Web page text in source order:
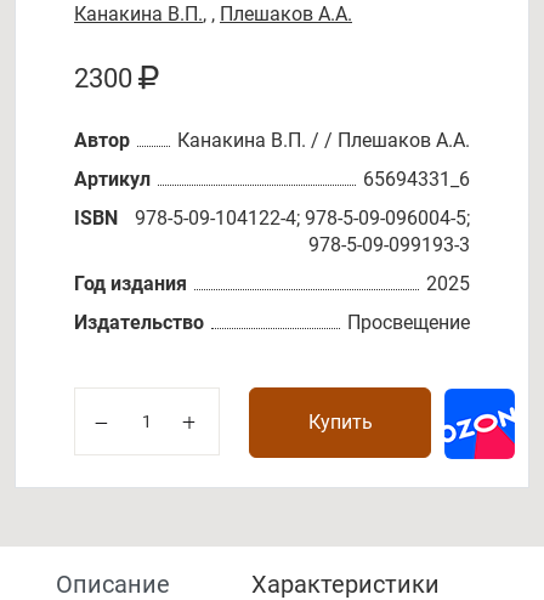
Канакина В.П., , Плешаков А.А.
2300
Автор
Канакина В.П. / / Плешаков А.А.
Артикул
65694331_6
ISBN
978-5-09-104122-4; 978-5-09-096004-5;
978-5-09-099193-3
Год издания
2025
Издательство
Просвещение
Купить
Описание Характеристики